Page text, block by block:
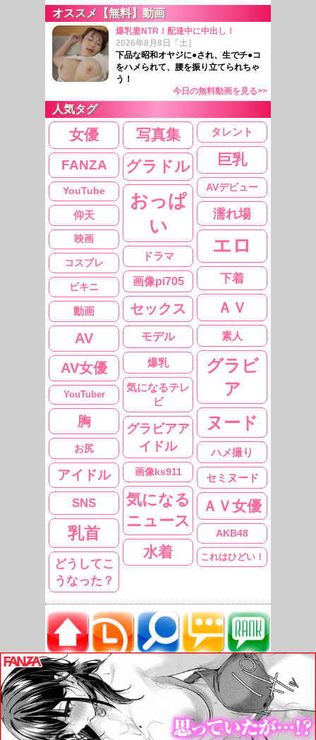
オススメ【無料】動画
爆乳妻NTR！配達中に中出し！
2026年8月8日「土］
下品な昭和オヤジに●され、生でチ●コ
をハメられて、腰を振り立てられちゃ
う！
今日の無料動画を見る>>
人気タグ
女優 写真集 タレント
巨乳
FANZA グラドル
AVデビュー
YouTube
おっぱ
い
濡れ場
仰天
映画 エロ
ドラマ
コスプレ
下着
画像pi705
ビキニ
ＡＶ
セックス
動画
素人
AV モデル
グラビ
ア
爆乳
AV女優
気になるテレ
ビ
YouTuber
ヌード
胸
グラビアア
イドル
お尻 ハメ撮り
画像ks911
アイドル セミヌード
気になる
ニュース
SNS ＡＶ女優
乳首 AKB48
水着 これはひどい！
どうしてこ
うなった？
ニュース
TOPへ
過去の
記事
名鑑
コメント
コメント
ランキング
削除依頼フォー
ム
つぶやき
WEB MASTER
様
Copyrights(c) 2010 DOUGA FILE NAVIGATOR
All rights reserved.